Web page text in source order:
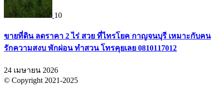
10
ขายที่ดิน ลดราคา 2 ไร่ สวย ที่ไทรโยค กาญจนบุรี เหมาะกับคน
รักความสงบ พักผ่อน ทำสวน โทรคุยเลย 0810117012
24 เมษายน 2026
© Copyright 2021-2025